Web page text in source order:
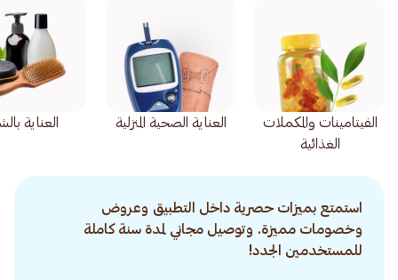
الفيتامينات والمكملات
الغذائية
العناية الصحية المنزلية العناية
استمتع بميزات حصرية داخل التطبيق وعروض
وخصومات مميزة. وتوصيل مجاني لمدة سنة كاملة
للمستخدمين الجدد!